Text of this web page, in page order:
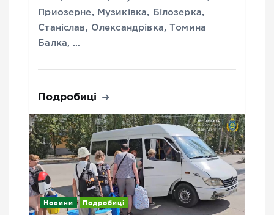
Приозерне, Музиківка, Білозерка,
Станіслав, Олександрівка, Томина
Балка, …
Подробиці
Новини Подробиці